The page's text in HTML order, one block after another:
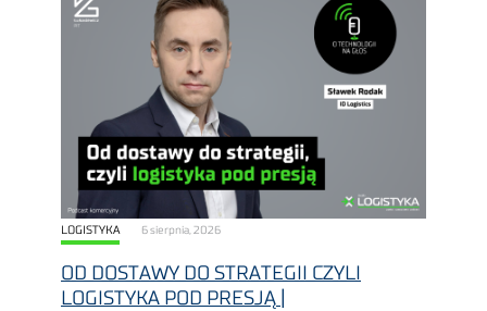
LOGISTYKA 6 sierpnia, 2026
OD DOSTAWY DO STRATEGII CZYLI
LOGISTYKA POD PRESJĄ |